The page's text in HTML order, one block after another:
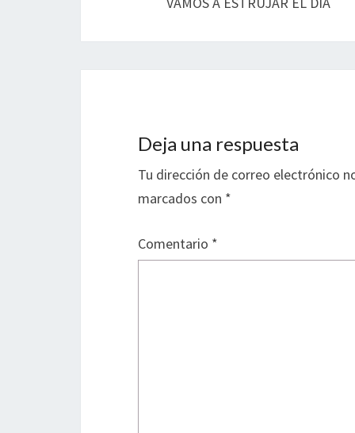
entradas
Deja una respuesta
Tu dirección de correo electrónico
marcados con *
Comentario *